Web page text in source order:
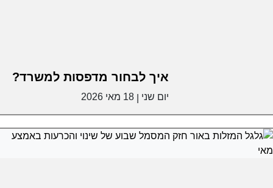
איך לבחור מדפסות למשרד?
יום שני 18 מאי 2026